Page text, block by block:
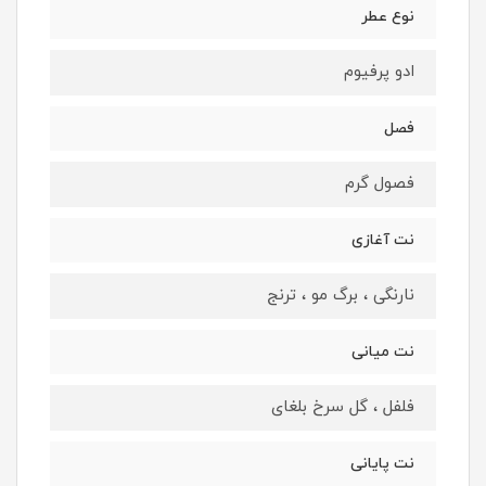
نوع عطر
ادو پرفیوم
فصل
فصول گرم
نت آغازی
نارنگی ، برگ مو ، ترنج
نت میانی
فلفل ، گل سرخ بلغای
نت پایانی